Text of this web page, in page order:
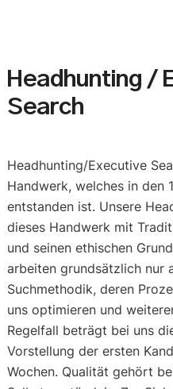
Headhunting /
Search
Headhunting/Executive
Handwerk, welches in den
entstanden ist. Unsere
dieses Handwerk mit
und seinen ethischen
arbeiten grundsätzlich nur
Suchmethodik, deren
uns optimieren und
Regelfall beträgt bei uns
Vorstellung der ersten
Wochen. Qualität gehört